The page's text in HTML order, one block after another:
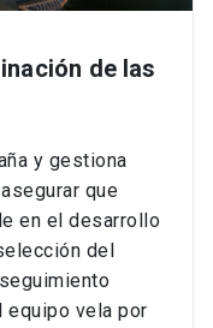
de las
y gestiona
que
en el desarrollo
del
equipo vela por